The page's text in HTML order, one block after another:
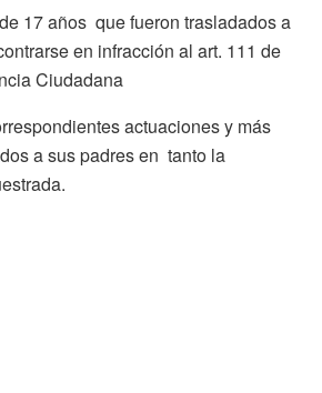
17 años que fueron trasladados a
en infracción al art. 111 de
Ciudadana
actuaciones y más
a sus padres en tanto la